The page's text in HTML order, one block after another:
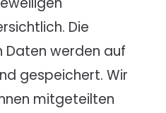
Die
Daten werden auf
gespeichert. Wir
mitgeteilten